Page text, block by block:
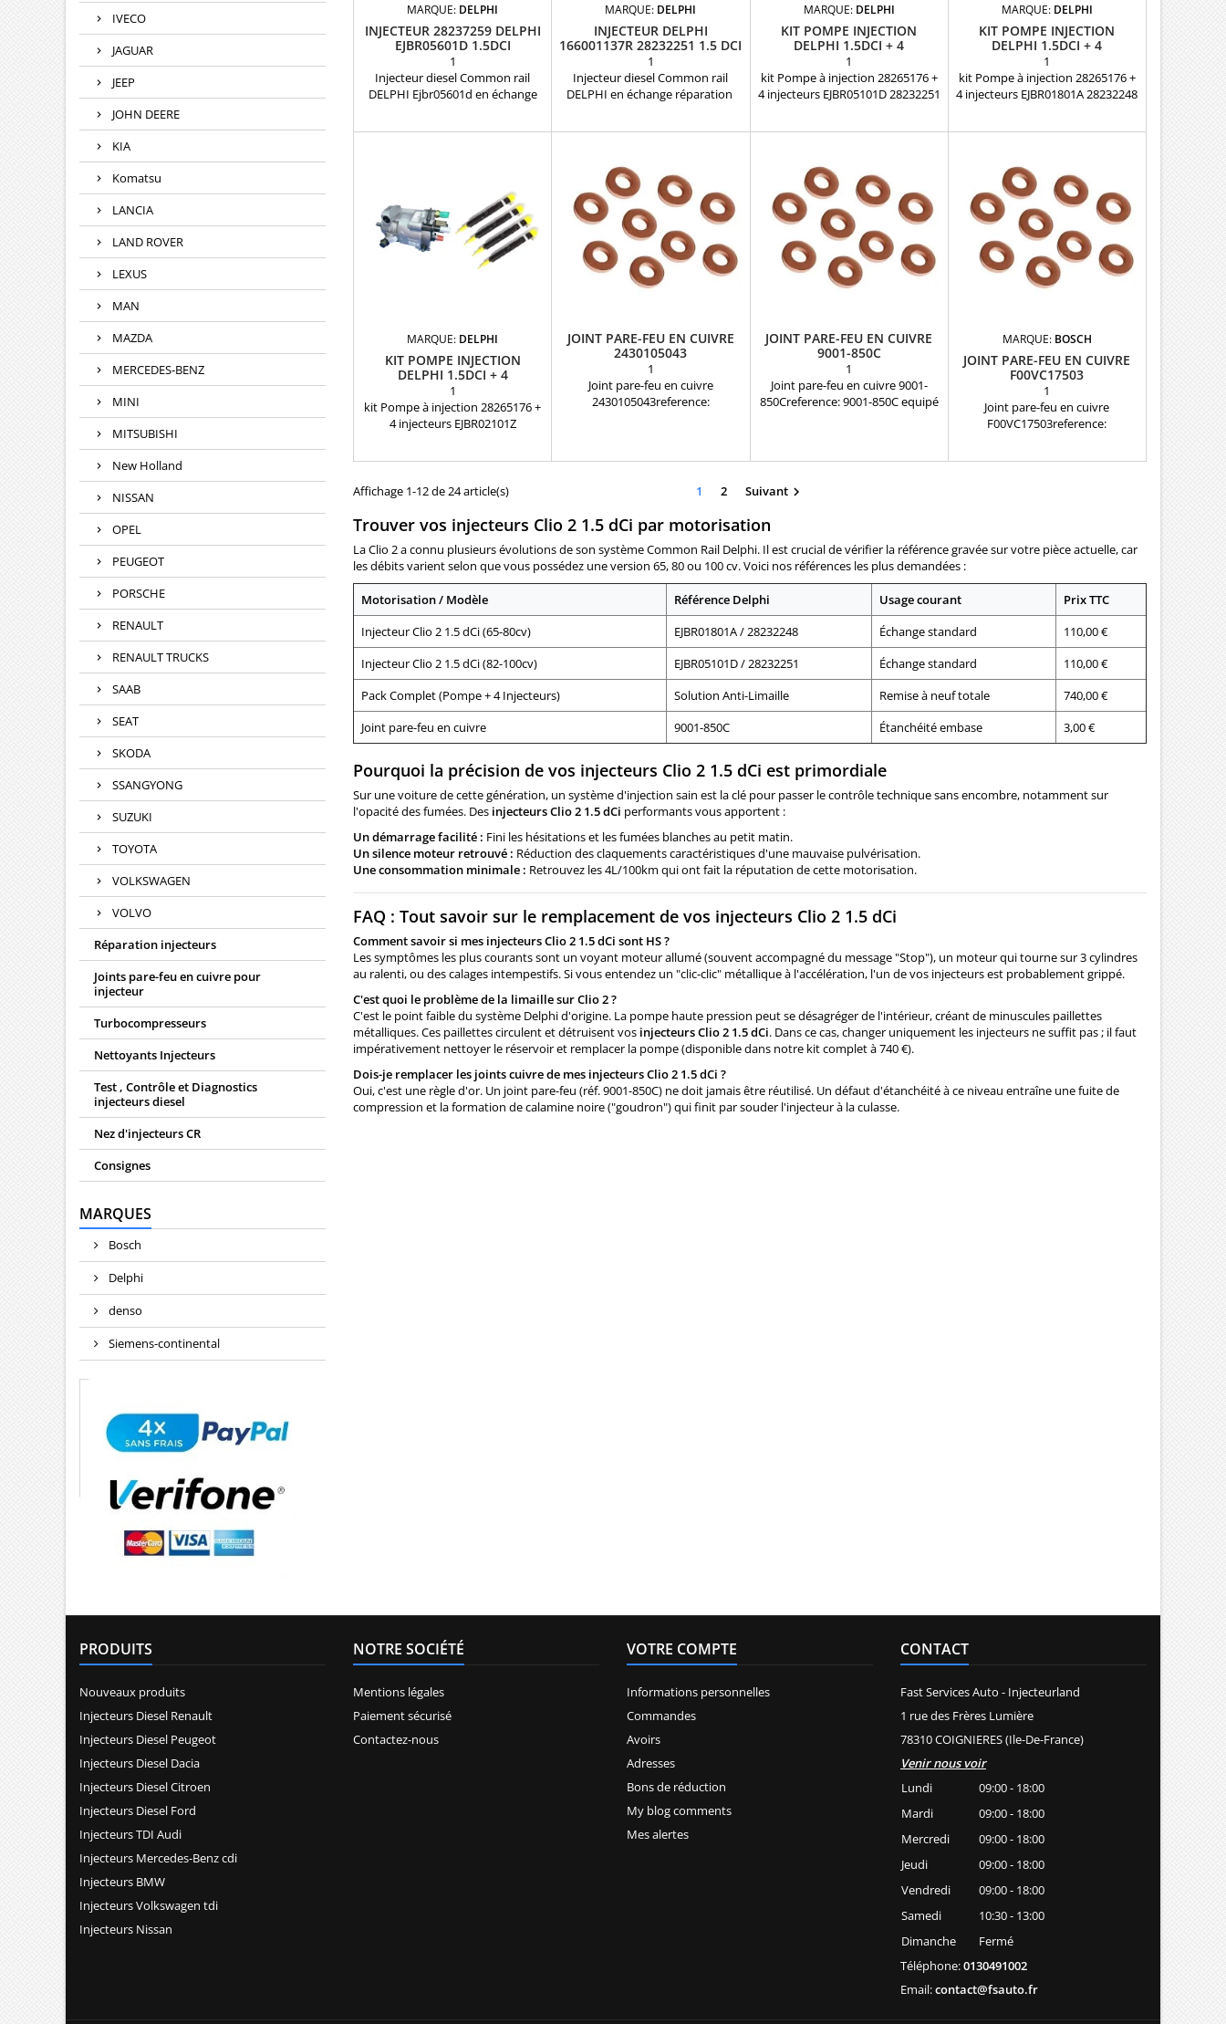
IVECO
JAGUAR
JEEP
JOHN DEERE
KIA
Komatsu
LANCIA
LAND ROVER
LEXUS
MAN
MAZDA
MERCEDES-BENZ
MINI
MITSUBISHI
New Holland
NISSAN
OPEL
PEUGEOT
PORSCHE
RENAULT
RENAULT TRUCKS
SAAB
SEAT
SKODA
SSANGYONG
SUZUKI
TOYOTA
VOLKSWAGEN
VOLVO
Réparation injecteurs
Joints pare-feu en cuivre pour
injecteur
Turbocompresseurs
Nettoyants Injecteurs
Test , Contrôle et Diagnostics
injecteurs diesel
Nez d'injecteurs CR
Consignes
MARQUES
Bosch
Delphi
denso
Siemens-continental
MARQUE: DELPHI
INJECTEUR 28237259 DELPHI
EJBR05601D 1.5DCI
1
Injecteur diesel Common rail
DELPHI Ejbr05601d en échange
66R - 166O OO8 97R - 8200 794
299 - 82OO 794 299 - H8200 827
965 - H82OO 827 965 -
8200794299 , 166000897R ,
166007866R Pour motorisation
Renault...
MARQUE: DELPHI
INJECTEUR DELPHI
166001137R 28232251 1.5 DCI
1
Injecteur diesel Common rail
DELPHI en échange réparation
16 60 011 37R , 8200421897 ,
H8200421897 8200676774 ,
7711497343 Pour motorisation
Renault Nissan Dacia 1.5 dCi et
Suzuki 1.5DDiS
MARQUE: DELPHI
KIT POMPE INJECTION
DELPHI 1.5DCI + 4
INJECTEURS EJBR05101D
1
kit Pompe à injection 28265176 +
4 injecteurs EJBR05101D 28232251
R9042A014A - R9042A040A -
R9042A041A - R9042A042A -
28249552 - 28234982 - 9042A070A
- 9042A013A - 9042A014A -
9042A040A - 9042A041A -
9042A042A Pour motorisation
Renault Nissan Dacia...
MARQUE: DELPHI
KIT POMPE INJECTION
DELPHI 1.5DCI + 4
INJECTEURS EJBR01801A
1
kit Pompe à injection 28265176 +
4 injecteurs EJBR01801A 28232248
R9042A014A - R9042A040A -
R9042A041A - R9042A042A -
28249552 - 28234982 - 9042A070A
- 9042A013A - 9042A014A -
9042A040A - 9042A041A -
9042A042A Pour motorisation
Renault Nissan Dacia...
MARQUE: DELPHI
KIT POMPE INJECTION
DELPHI 1.5DCI + 4
INJECTEURS EJBR02101Z
1
kit Pompe à injection 28265176 +
4 injecteurs EJBR02101Z
28265176 - R9042A070A -
R9042A040A - R9042A041A -
R9042A042A - 28249552 -
28234982 - 9042A070A -
9042A013A - 9042A014A -
9042A040A - 9042A041A -
9042A042A Pour motorisation
Renault Nissan Dacia...
JOINT PARE-FEU EN CUIVRE
2430105043
1
Joint pare-feu en cuivre
2430105043reference:
JOINT PARE-FEU EN CUIVRE
9001-850C
1
Joint pare-feu en cuivre 9001-
850Creference: 9001-850C equipé
MARQUE: BOSCH
JOINT PARE-FEU EN CUIVRE
F00VC17503
1
Joint pare-feu en cuivre
F00VC17503reference:
Affichage 1-12 de 24 article(s) 1 2 Suivant
Trouver vos injecteurs Clio 2 1.5 dCi par motorisation
La Clio 2 a connu plusieurs évolutions de son système Common Rail Delphi. Il est crucial de vérifier la référence gravée sur votre pièce actuelle, car
les débits varient selon que vous possédez une version 65, 80 ou 100 cv. Voici nos références les plus demandées :
Motorisation / Modèle Référence Delphi Usage courant
Prix TTC
Injecteur Clio 2 1.5 dCi (65-80cv)
EJBR01801A / 28232248 Échange standard
110,00 €
Injecteur Clio 2 1.5 dCi (82-100cv)
EJBR05101D / 28232251 Échange standard
110,00 €
Pack Complet (Pompe + 4 Injecteurs)
Solution Anti-Limaille Remise à neuf totale
740,00 €
Joint pare-feu en cuivre
9001-850C Étanchéité embase 3,00 €
Pourquoi la précision de vos injecteurs Clio 2 1.5 dCi est primordiale
Sur une voiture de cette génération, un système d'injection sain est la clé pour passer le contrôle technique sans encombre, notamment sur
l'opacité des fumées. Des injecteurs Clio 2 1.5 dCi performants vous apportent :
Un démarrage facilité : Fini les hésitations et les fumées blanches au petit matin.
Un silence moteur retrouvé : Réduction des claquements caractéristiques d'une mauvaise pulvérisation.
Une consommation minimale : Retrouvez les 4L/100km qui ont fait la réputation de cette motorisation.
FAQ : Tout savoir sur le remplacement de vos injecteurs Clio 2 1.5 dCi
Comment savoir si mes injecteurs Clio 2 1.5 dCi sont HS ?
Les symptômes les plus courants sont un voyant moteur allumé (souvent accompagné du message "Stop"), un moteur qui tourne sur 3 cylindres
au ralenti, ou des calages intempestifs. Si vous entendez un "clic-clic" métallique à l'accélération, l'un de vos injecteurs est probablement grippé.
C'est quoi le problème de la limaille sur Clio 2 ?
C'est le point faible du système Delphi d'origine. La pompe haute pression peut se désagréger de l'intérieur, créant de minuscules paillettes
métalliques. Ces paillettes circulent et détruisent vos injecteurs Clio 2 1.5 dCi. Dans ce cas, changer uniquement les injecteurs ne suffit pas ; il faut
impérativement nettoyer le réservoir et remplacer la pompe (disponible dans notre kit complet à 740 €).
Dois-je remplacer les joints cuivre de mes injecteurs Clio 2 1.5 dCi ?
Oui, c'est une règle d'or. Un joint pare-feu (réf. 9001-850C) ne doit jamais être réutilisé. Un défaut d'étanchéité à ce niveau entraîne une fuite de
compression et la formation de calamine noire ("goudron") qui finit par souder l'injecteur à la culasse.
PRODUITS
Nouveaux produits
Injecteurs Diesel Renault
Injecteurs Diesel Peugeot
Injecteurs Diesel Dacia
Injecteurs Diesel Citroen
Injecteurs Diesel Ford
Injecteurs TDI Audi
Injecteurs Mercedes-Benz cdi
Injecteurs BMW
Injecteurs Volkswagen tdi
Injecteurs Nissan
NOTRE SOCIÉTÉ
Mentions légales
Paiement sécurisé
Contactez-nous
VOTRE COMPTE
Informations personnelles
Commandes
Avoirs
Adresses
Bons de réduction
My blog comments
Mes alertes
CONTACT
Fast Services Auto - Injecteurland
1 rue des Frères Lumière
78310 COIGNIERES (Ile-De-France)
Venir nous voir
Lundi
09:00 - 18:00
Mardi
09:00 - 18:00
Mercredi
09:00 - 18:00
Jeudi
09:00 - 18:00
Vendredi
09:00 - 18:00
Samedi
10:30 - 13:00
Dimanche
Fermé
Téléphone:0130491002
Email:contact@fsauto.fr